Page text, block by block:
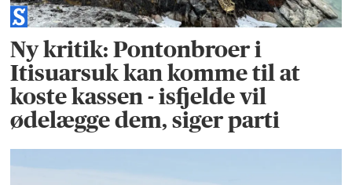
Ny kritik: Pontonbroer i
Itisuarsuk kan komme til at
koste kassen - isfjelde vil
ødelægge dem, siger parti